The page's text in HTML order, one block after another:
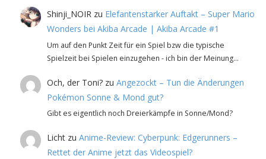
Shinji_NOIR zu Elefantenstarker Auftakt – Super Mario
Wonders bei Akiba Arcade | Akiba Arcade #1
Um auf den Punkt Zeit für ein Spiel bzw die typische
Spielzeit bei Spielen einzugehen - ich bin der Meinung…
Och, der Toni? zuAngezockt – Tun die Änderungen
Pokémon Sonne & Mond gut?
Gibt es eigentlich noch Dreierkämpfe in Sonne/Mond?
Licht zuAnime-Review: Cyberpunk: Edgerunners –
Rettet der Anime jetzt das Videospiel?